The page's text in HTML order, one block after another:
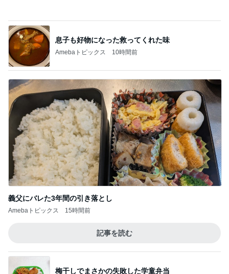
義父にバレた3年間の引き落とし
Amebaトピックス 15時間前
記事を読む
Amebaトピックス 1日前
ジャンル人気記事ランキング